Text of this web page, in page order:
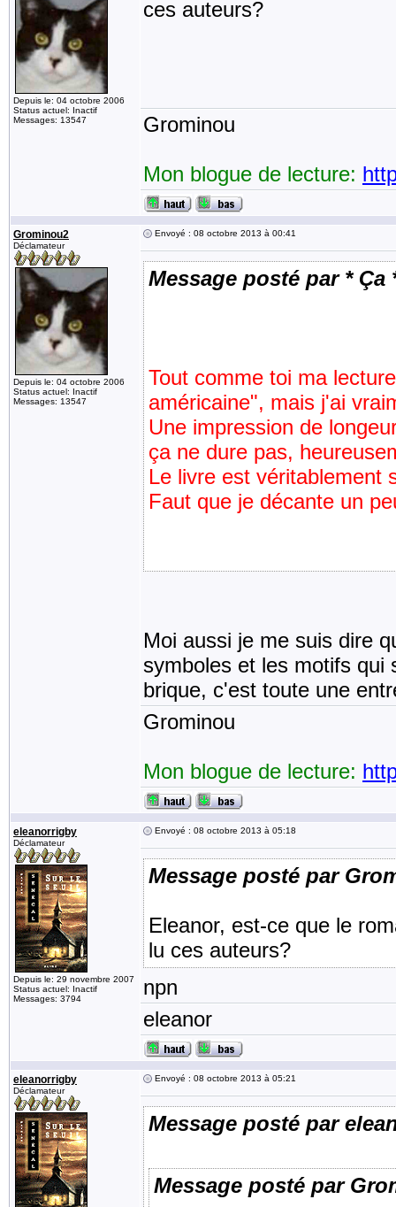
Depuis le: 04 octobre 2006
Status actuel: Inactif
Messages: 13547
ces auteurs?
Grominou
Mon blogue de lecture:
Grominou2
Déclamateur
Depuis le: 04 octobre 2006
Status actuel: Inactif
Messages: 13547
Envoyé : 08 octobre 2013 à 00:41
Message posté par * Ça
Tout comme toi ma
américaine", mais j'ai
Une impression de
ça ne dure pas,
Le livre est véritablement
Faut que je décante un
Moi aussi je me suis dire
symboles et les motifs qui
brique, c'est toute une
Grominou
Mon blogue de lecture:
eleanorrigby
Déclamateur
Depuis le: 29 novembre 2007
Status actuel: Inactif
Messages: 3794
Envoyé : 08 octobre 2013 à 05:18
Message posté par
Eleanor, est-ce que le
lu ces auteurs?
npn
eleanor
eleanorrigby
Déclamateur
Envoyé : 08 octobre 2013 à 05:21
Message posté par
Message posté par